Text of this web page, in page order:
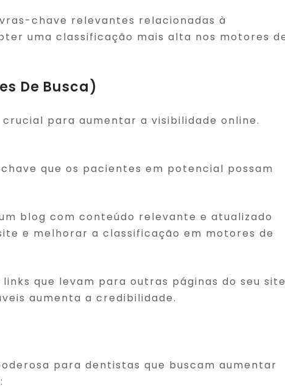
chave relevantes relacionadas à
uma classificação mais alta nos motores
De Busca)
para aumentar a visibilidade online.
que os pacientes em potencial possam
blog com conteúdo relevante e atualizado
e melhorar a classificação em motores de
que levam para outras páginas do seu
aumenta a credibilidade.
para dentistas que buscam aumentar